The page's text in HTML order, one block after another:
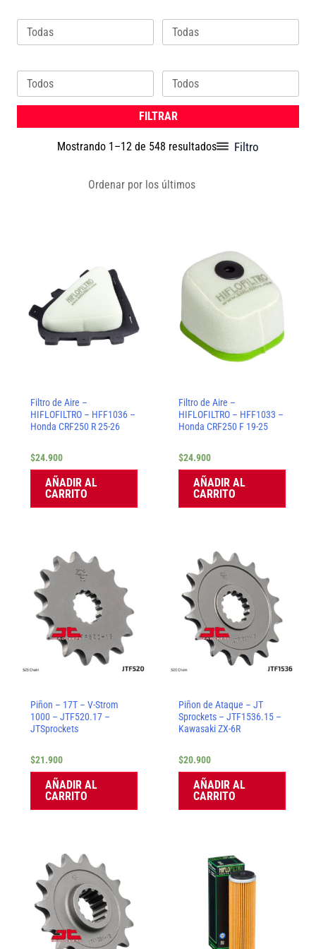
FILTRAR
Mostrando 1–12 de 548 resultados Filtro
Filtro de Aire –
HIFLOFILTRO – HFF1036 –
Honda CRF250 R 25-26
$24.900
AÑADIR AL
CARRITO
Filtro de Aire –
HIFLOFILTRO – HFF1033 –
Honda CRF250 F 19-25
$24.900
AÑADIR AL
CARRITO
Piñon – 17T – V-Strom
1000 – JTF520.17 –
JTSprockets
$21.900
AÑADIR AL
CARRITO
Piñon de Ataque – JT
Sprockets – JTF1536.15 –
Kawasaki ZX-6R
$20.900
AÑADIR AL
CARRITO